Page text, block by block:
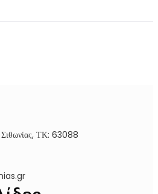
Σιθωνίας, ΤΚ: 63088